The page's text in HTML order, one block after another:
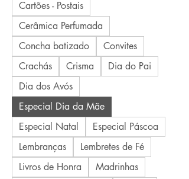
Cartões - Postais
Cerâmica Perfumada
Concha batizado
Convites
Crachás
Crisma
Dia do Pai
Dia dos Avós
Especial Dia da Mãe
Especial Natal
Especial Páscoa
Lembranças
Lembretes de Fé
Livros de Honra
Madrinhas